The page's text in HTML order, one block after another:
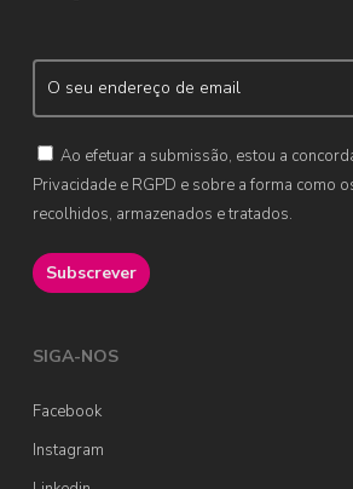
Ao efetuar a submissão, estou a
Privacidade e RGPD e sobre a forma como
recolhidos, armazenados e tratados.
SIGA-NOS
Facebook
Instagram